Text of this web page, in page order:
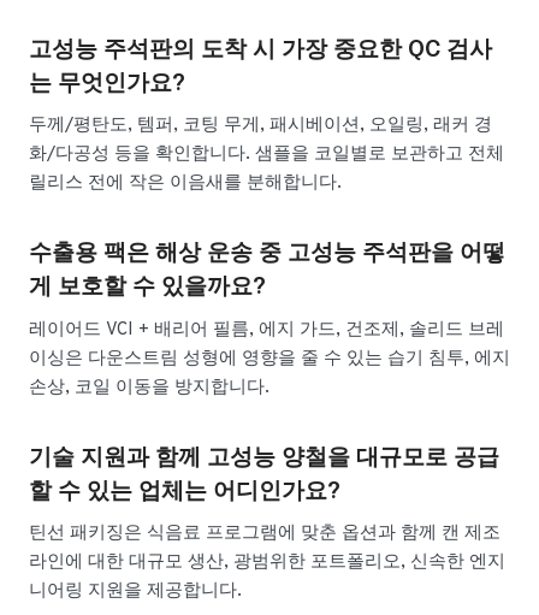
고성능 주석판의 도착 시 가장 중요한 QC 검사
는 무엇인가요?
두께/평탄도, 템퍼, 코팅 무게, 패시베이션, 오일링, 래커 경
화/다공성 등을 확인합니다. 샘플을 코일별로 보관하고 전체
릴리스 전에 작은 이음새를 분해합니다.
수출용 팩은 해상 운송 중 고성능 주석판을 어떻
게 보호할 수 있을까요?
레이어드 VCI + 배리어 필름, 에지 가드, 건조제, 솔리드 브레
이싱은 다운스트림 성형에 영향을 줄 수 있는 습기 침투, 에지
손상, 코일 이동을 방지합니다.
기술 지원과 함께 고성능 양철을 대규모로 공급
할 수 있는 업체는 어디인가요?
틴선 패키징은 식음료 프로그램에 맞춘 옵션과 함께 캔 제조
라인에 대한 대규모 생산, 광범위한 포트폴리오, 신속한 엔지
니어링 지원을 제공합니다.